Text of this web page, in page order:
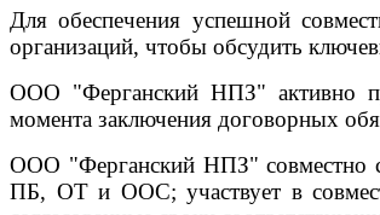
Для обеспечения успешной
организаций, чтобы обсудить
ООО "Ферганский НПЗ" активно
момента заключения договорных
ООО "Ферганский НПЗ" совместно с
ПБ, ОТ и ООС; участвует в